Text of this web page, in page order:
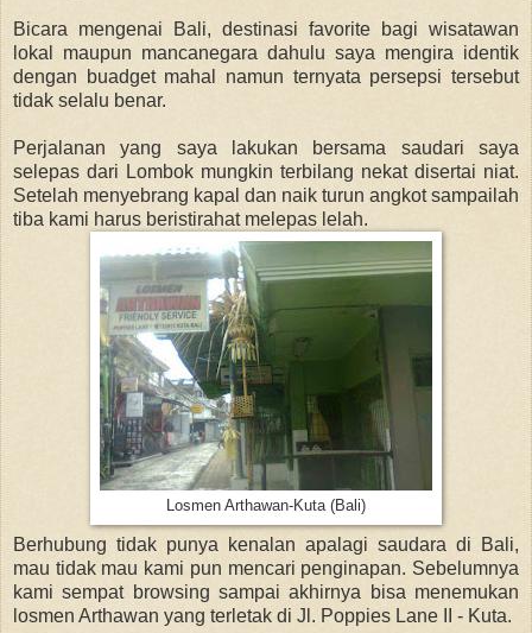
Bicara mengenai Bali, destinasi favorite bagi wisatawan
lokal maupun mancanegara dahulu saya mengira identik
dengan buadget mahal namun ternyata persepsi tersebut
tidak selalu benar.
Perjalanan yang saya lakukan bersama saudari saya
selepas dari Lombok mungkin terbilang nekat disertai niat.
Setelah menyebrang kapal dan naik turun angkot sampailah
tiba kami harus beristirahat melepas lelah.
Losmen Arthawan-Kuta (Bali)
Berhubung tidak punya kenalan apalagi saudara di Bali,
mau tidak mau kami pun mencari penginapan. Sebelumnya
kami sempat browsing sampai akhirnya bisa menemukan
losmen Arthawan yang terletak di Jl. Poppies Lane II - Kuta.